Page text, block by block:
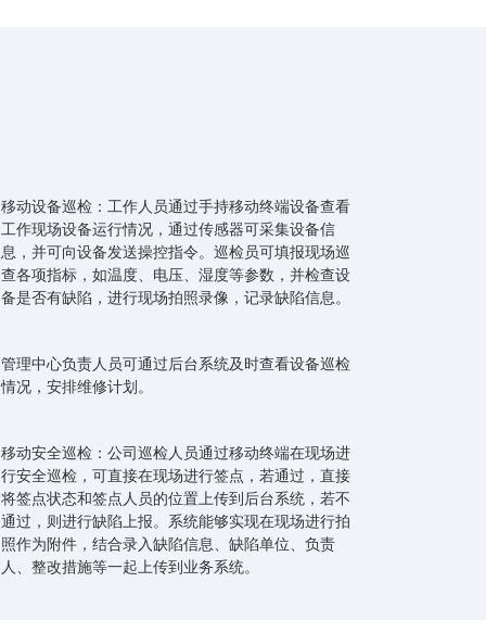
移动设备巡检：工作人员通过手持移动终端设备查看
工作现场设备运行情况，通过传感器可采集设备信
息，并可向设备发送操控指令。巡检员可填报现场巡
查各项指标，如温度、电压、湿度等参数，并检查设
备是否有缺陷，进行现场拍照录像，记录缺陷信息。
管理中心负责人员可通过后台系统及时查看设备巡检
情况，安排维修计划。
移动安全巡检：公司巡检人员通过移动终端在现场进
行安全巡检，可直接在现场进行签点，若通过，直接
将签点状态和签点人员的位置上传到后台系统，若不
通过，则进行缺陷上报。系统能够实现在现场进行拍
照作为附件，结合录入缺陷信息、缺陷单位、负责
人、整改措施等一起上传到业务系统。